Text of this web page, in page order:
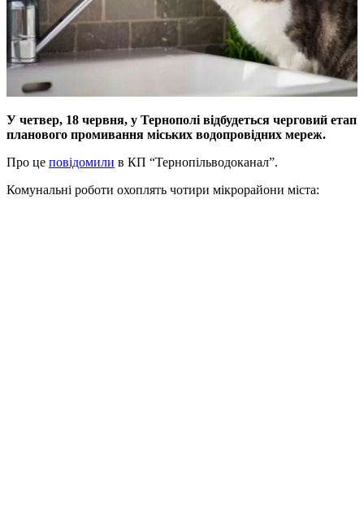
У четвер, 18 червня, у Тернополі відбудеться черговий етап
планового промивання міських водопровідних мереж.
Про це повідомили в КП “Тернопільводоканал”.
Комунальні роботи охоплять чотири мікрорайони міста: